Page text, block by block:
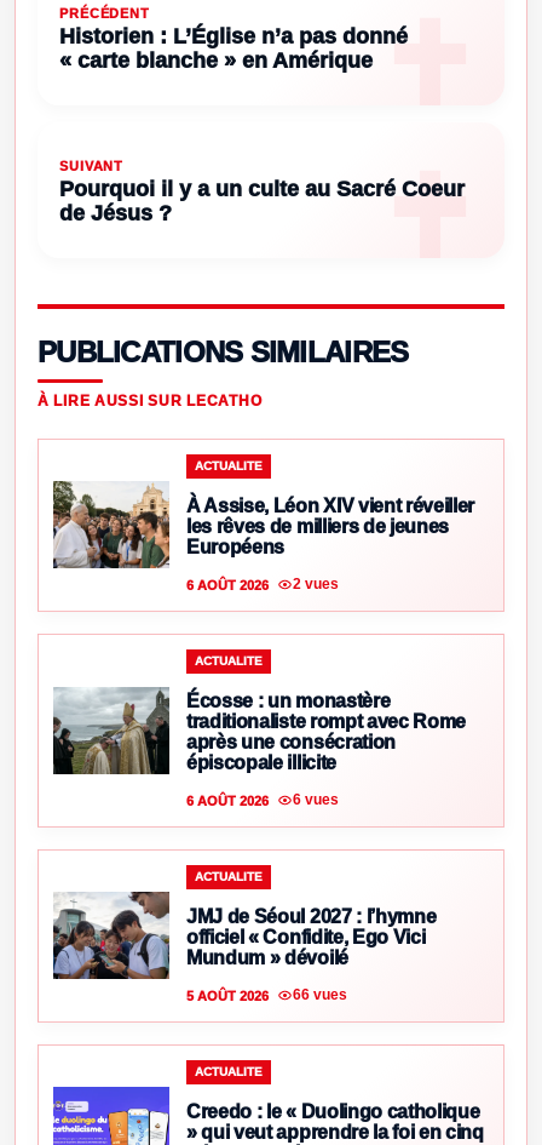
PRÉCÉDENT
Historien : L’Église n’a pas donné
« carte blanche » en Amérique
SUIVANT
Pourquoi il y a un culte au Sacré Coeur
de Jésus ?
PUBLICATIONS SIMILAIRES
À LIRE AUSSI SUR LECATHO
ACTUALITE
À Assise, Léon XIV vient réveiller
les rêves de milliers de jeunes
Européens
6 AOÛT 2026 2 vues
ACTUALITE
Écosse : un monastère
traditionaliste rompt avec Rome
après une consécration
épiscopale illicite
6 AOÛT 2026 6 vues
ACTUALITE
JMJ de Séoul 2027 : l’hymne
officiel « Confidite, Ego Vici
Mundum » dévoilé
5 AOÛT 2026 66 vues
ACTUALITE
Creedo : le « Duolingo catholique
» qui veut apprendre la foi en cinq